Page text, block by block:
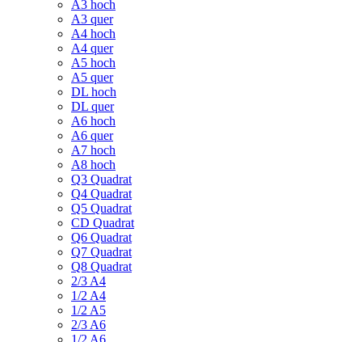
A3 hoch
A3 quer
A4 hoch
A4 quer
A5 hoch
A5 quer
DL hoch
DL quer
A6 hoch
A6 quer
A7 hoch
A8 hoch
Q3 Quadrat
Q4 Quadrat
Q5 Quadrat
CD Quadrat
Q6 Quadrat
Q7 Quadrat
Q8 Quadrat
2/3 A4
1/2 A4
1/2 A5
2/3 A6
1/2 A6